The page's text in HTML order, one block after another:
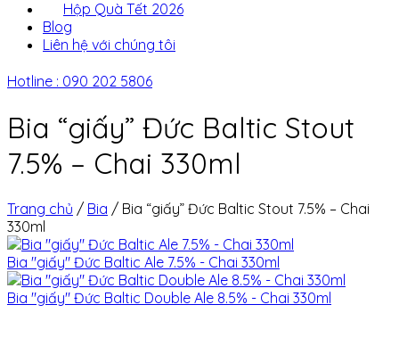
Hộp Quà Tết 2026
Blog
Liên hệ với chúng tôi
Hotline : 090 202 5806
Bia “giấy” Đức Baltic Stout
7.5% – Chai 330ml
Trang chủ / Bia / Bia “giấy” Đức Baltic Stout 7.5% – Chai
330ml
Bia "giấy" Đức Baltic Ale 7.5% - Chai 330ml
Bia "giấy" Đức Baltic Double Ale 8.5% - Chai 330ml